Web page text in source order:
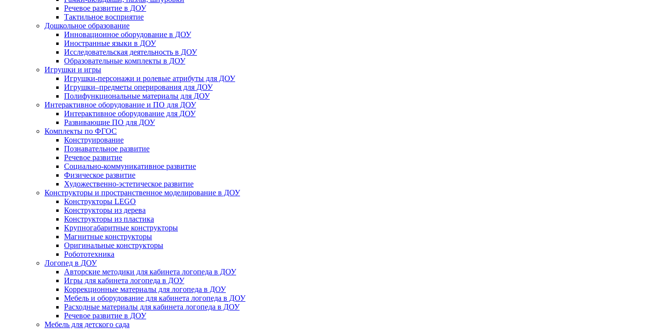
Речевое развитие в ДОУ
Тактильное восприятие
Дошкольное образование
Инновационное оборудование в ДОУ
Иностранные языки в ДОУ
Исследовательская деятельность в ДОУ
Образовательные комплекты в ДОУ
Игрушки и игры
Игрушки-персонажи и ролевые атрибуты для ДОУ
Игрушки–предметы оперирования для ДОУ
Полифункциональные материалы для ДОУ
Интерактивное оборудование и ПО для ДОУ
Интерактивное оборудование для ДОУ
Развивающие ПО для ДОУ
Комплекты по ФГОС
Конструирование
Познавательное развитие
Речевое развитие
Социально-коммуникативное развитие
Физическое развитие
Художественно-эстетическое развитие
Конструкторы и пространственное моделирование в ДОУ
Конструкторы LEGO
Конструкторы из дерева
Конструкторы из пластика
Крупногабаритные конструкторы
Магнитные конструкторы
Оригинальные конструкторы
Робототехника
Логопед в ДОУ
Авторские методики для кабинета логопеда в ДОУ
Игры для кабинета логопеда в ДОУ
Коррекционные материалы для логопеда в ДОУ
Мебель и оборудование для кабинета логопеда в ДОУ
Расходные материалы для кабинета логопеда в ДОУ
Речевое развитие в ДОУ
Мебель для детского сада